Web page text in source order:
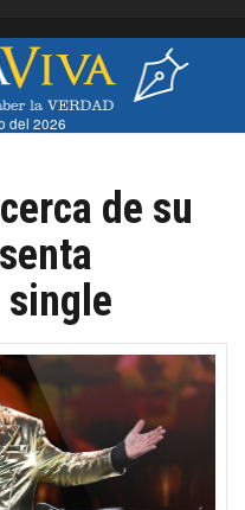
navigation
del 2026
de su
single